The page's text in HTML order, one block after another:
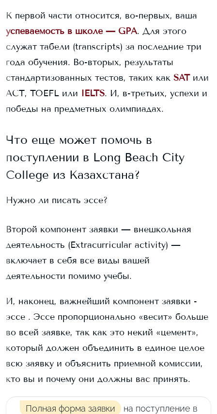
К первой части относится, во-первых, ваша
успеваемость в школе — GPA. Для этого
служат табели (transcripts) за последние три
года обучения. Во-вторых, результаты
стандартизованных тестов, таких как SAT или
ACT, TOEFL или IELTS. И, в-третьих, успехи и
победы на предметных олимпиадах.
Что еще может помочь в
поступлении в Long Beach City
College из Казахстана?
Нужно ли писать эссе?
Второй компонент заявки — внешкольная
деятельность (Extracurricular activity) —
включает в себя все виды вашей
деятельности помимо учебы.
И, наконец, важнейший компонент заявки -
эссе . Эссе пропорционально «весит» больше
во всей заявке, так как это некий «цемент»,
который должен объединить в единое целое
всю заявку и объяснить приемной комиссии,
кто вы и почему они должны вас принять.
Полная форма заявки
на поступление в